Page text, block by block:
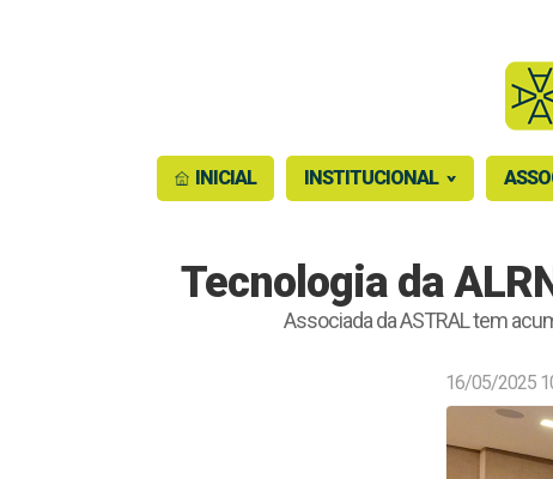
INICIAL INSTITUCIONAL
Tecnologia da
Associada da ASTRAL tem
16/05/2025